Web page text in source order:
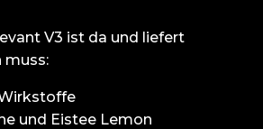
V3 ist da und liefert
muss:
und Eistee Lemon